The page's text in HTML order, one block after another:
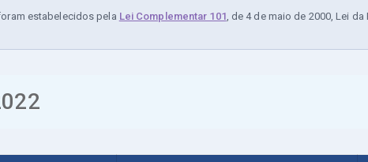
estabelecidos pela Lei Complementar 101, de 4 de maio de 2000, Lei